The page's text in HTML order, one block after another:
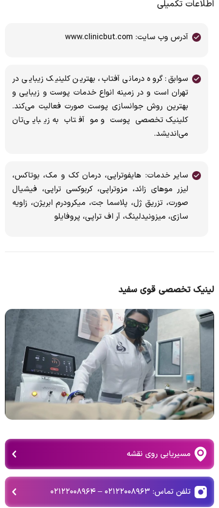
اطلاعات تکمیلی
آدرس وب سایت: www.clinicbut.com
سوابق: گروه درمانی آفتاب، بهترین کلینیک زیبایی در
تهران است و در زمینه انواع خدمات پوست و زیبایی و
بهترین روش جوانسازی پوست صورت فعالیت می‌کند.
کلینیک تخصصی پوست و مو آفتاب به زیبایی‌تان
می‌اندیشد.
سایر خدمات: هایفوتراپی، درمان کک و مک، بوتاکس،
لیزر موهای زائد، مزوتراپی، کربوکسی تراپی، فیشیال
صورت، تزریق ژل، پلاسما جت، میکرودرم ابریژن، زاویه
سازی، میزونیدلینگ، آر اف تراپی، پروفایلو
لینیک تخصصی قوی سفید
مسیریابی روی نقشه
تلفن تماس: ۰۲۱۲۲۰۰۸۹۶۳ – ۰۲۱۲۲۰۰۸۹۶۴